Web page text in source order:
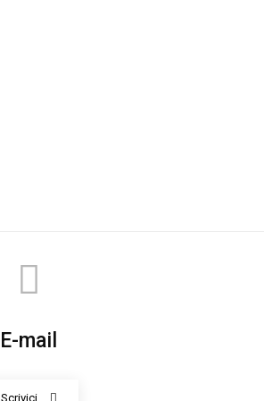
E-mail
Scrivici